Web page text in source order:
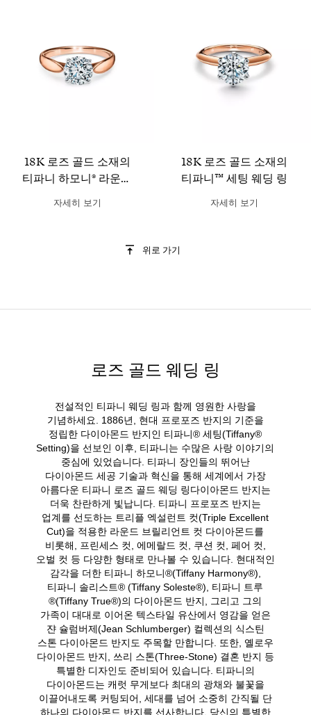
18K 로즈 골드 소재의
티파니 하모니® 라운드
브릴리언트 웨딩 링
자세히 보기
18K 로즈 골드 소재의
티파니™ 세팅 웨딩 링
자세히 보기
위로 가기
로즈 골드 웨딩 링
전설적인 티파니 웨딩 링과 함께 영원한 사랑을
기념하세요. 1886년, 현대 프로포즈 반지의 기준을
정립한 다이아몬드 반지인 티파니® 세팅(Tiffany®
Setting)을 선보인 이후, 티파니는 수많은 사랑 이야기의
중심에 있었습니다. 티파니 장인들의 뛰어난
다이아몬드 세공 기술과 혁신을 통해 세계에서 가장
아름다운 티파니 로즈 골드 웨딩 링다이아몬드 반지는
더욱 찬란하게 빛납니다. 티파니 프로포즈 반지는
업계를 선도하는 트리플 엑설런트 컷(Triple Excellent
Cut)을 적용한 라운드 브릴리언트 컷 다이아몬드를
비롯해, 프린세스 컷, 에메랄드 컷, 쿠션 컷, 페어 컷,
오벌 컷 등 다양한 형태로 만나볼 수 있습니다. 현대적인
감각을 더한 티파니 하모니®(Tiffany Harmony®),
티파니 솔리스트® (Tiffany Soleste®), 티파니 트루
®(Tiffany True®)의 다이아몬드 반지, 그리고 그의
가족이 대대로 이어온 텍스타일 유산에서 영감을 얻은
쟌 슐럼버제(Jean Schlumberger) 컬렉션의 식스틴
스톤 다이아몬드 반지도 주목할 만합니다. 또한, 옐로우
다이아몬드 반지, 쓰리 스톤(Three-Stone) 결혼 반지 등
특별한 디자인도 준비되어 있습니다. 티파니의
다이아몬드는 캐럿 무게보다 최대의 광채와 불꽃을
이끌어내도록 커팅되어, 세대를 넘어 소중히 간직될 단
하나의 다이아몬드 반지를 선사합니다. 당신의 특별한